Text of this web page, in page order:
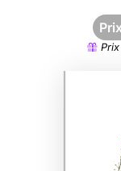
Prix